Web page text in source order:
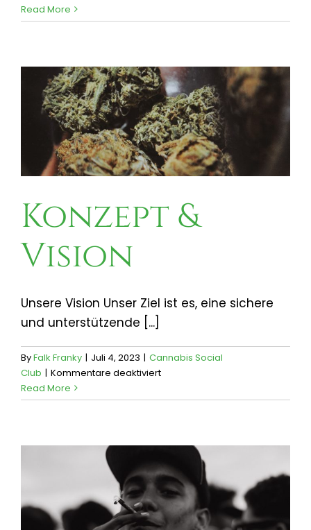
Finanzierung
&
Read More
Konzept &
Vision
Unsere Vision Unser Ziel ist es, eine sichere
und unterstützende [...]
ByFalk Franky | Juli 4, 2023 | Cannabis Social
Club | Kommentare deaktiviertfür
&
Read More